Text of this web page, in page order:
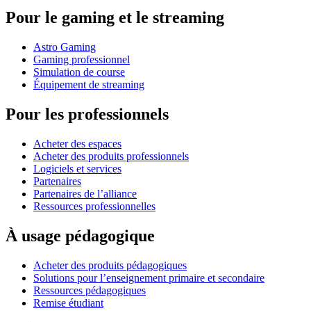
Pour le gaming et le streaming
Astro Gaming
Gaming professionnel
Simulation de course
Équipement de streaming
Pour les professionnels
Acheter des espaces
Acheter des produits professionnels
Logiciels et services
Partenaires
Partenaires de l’alliance
Ressources professionnelles
À usage pédagogique
Acheter des produits pédagogiques
Solutions pour l’enseignement primaire et secondaire
Ressources pédagogiques
Remise étudiant